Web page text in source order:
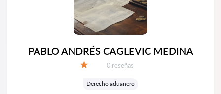
PABLO ANDRÉS CAGLEVIC MEDINA
Número de reseñas:
0 reseñas
Derecho aduanero